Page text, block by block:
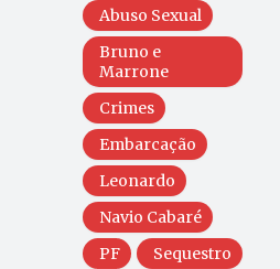
Abuso Sexual
Bruno e
Marrone
Crimes
Embarcação
Leonardo
Navio Cabaré
PF
Sequestro